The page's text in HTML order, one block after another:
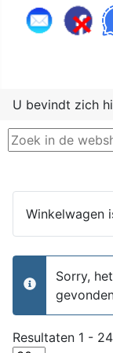
U bevindt zich
Winkelwagen
info
Sorry,
Resultaten 1 -